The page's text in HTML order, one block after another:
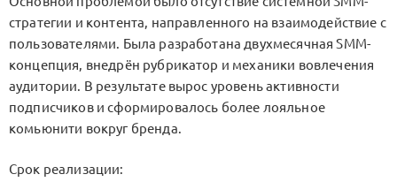
стратегии и контента, направленного на взаимодействие с
пользователями. Была разработана двухмесячная SMM-
концепция, внедрён рубрикатор и механики вовлечения
аудитории. В результате вырос уровень активности
подписчиков и сформировалось более лояльное
комьюнити вокруг бренда.
Срок реализации: